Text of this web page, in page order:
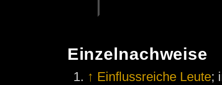
Einzelnachweise
↑ Einflussreiche Leute;